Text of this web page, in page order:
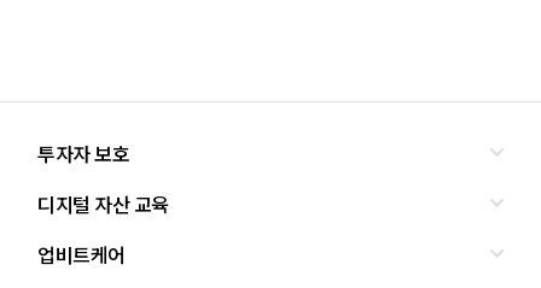
투자자 보호
올바른 투자란?
투자사기 유형과 예방
디지털 자산 교육
교육
업비트케어